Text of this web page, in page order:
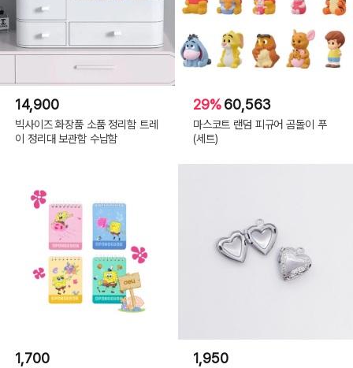
14,900
빅사이즈 화장품 소품 정리함 트레
이 정리대 보관함 수납함
29%60,563
마스코트 랜덤 피규어 곰돌이 푸
(세트)
1,700 1,950